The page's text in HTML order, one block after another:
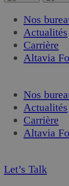
Nos
Actualités
Carrière
Altavia
Nos
Actualités
Carrière
Altavia
Let’s Talk